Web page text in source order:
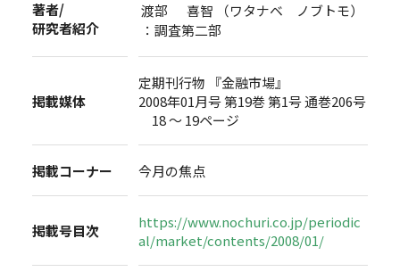
著者/
研究者紹介
渡部 喜智 （ワタナベ ノブトモ）
：調査第二部
掲載媒体
定期刊行物 『金融市場』
2008年01月号 第19巻 第1号 通巻206号
18 ～ 19ページ
掲載コーナー 今月の焦点
掲載号目次
https://www.nochuri.co.jp/periodic
al/market/contents/2008/01/